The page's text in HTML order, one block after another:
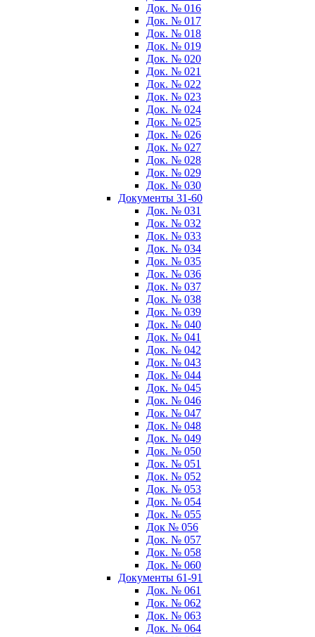
Док. № 016
Док. № 017
Док. № 018
Док. № 019
Док. № 020
Док. № 021
Док. № 022
Док. № 023
Док. № 024
Док. № 025
Док. № 026
Док. № 027
Док. № 028
Док. № 029
Док. № 030
Документы 31-60
Док. № 031
Док. № 032
Док. № 033
Док. № 034
Док. № 035
Док. № 036
Док. № 037
Док. № 038
Док. № 039
Док. № 040
Док. № 041
Док. № 042
Док. № 043
Док. № 044
Док. № 045
Док. № 046
Док. № 047
Док. № 048
Док. № 049
Док. № 050
Док. № 051
Док. № 052
Док. № 053
Док. № 054
Док. № 055
Док № 056
Док. № 057
Док. № 058
Док. № 060
Документы 61-91
Док. № 061
Док. № 062
Док. № 063
Док. № 064